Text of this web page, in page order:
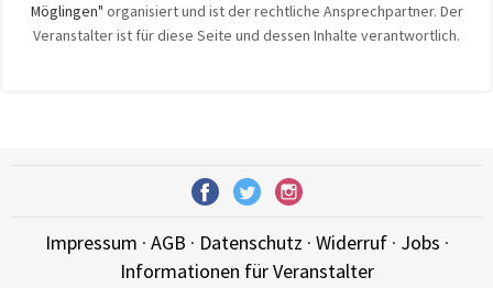
Möglingen" organisiert und ist der rechtliche Ansprechpartner. Der
Veranstalter ist für diese Seite und dessen Inhalte verantwortlich.
Impressum · AGB · Datenschutz · Widerruf· Jobs ·
Informationen für Veranstalter